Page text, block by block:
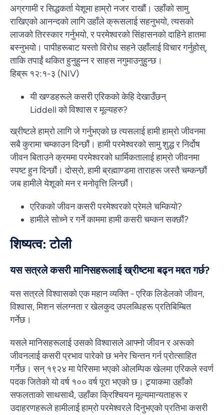
अग्रगामी र सिद्धकर्ता येशूमा हाम्रो नजर राखौं। उहाँको सामु
राखिएको आनन्दको लागि उहाँले क्रूसलाई सहनुभयो, त्यसको
लाजको तिरस्कार गर्नुभयो, र परमेश्वरको सिंहासनको दाहिने हातमा
बस्नुभयो। पापीहरूबाट यस्तो विरोध सहने उहाँलाई विचार गर्नुहोस्,
ताकि तपाईं थकित हुनुहुन्न र साहस नगुमाउनुहुन्छ।
हिब्रू १२:१-३ (NIV)
यी खण्डहरूले कसरी एरिकको केहि देखाउँछन्
Liddell को विश्वास र मूल्यहरु?
ख्रीष्टले हाम्रो लागि जे गर्नुभएको छ त्यसलाई हामी हाम्रो जीवनमा
सबै कुरामा चम्काउन दिन्छौं। हामी परमेश्वरको सामु शुद्ध र निर्दोष
जीवन बिताउने क्रममा परमेश्वरको धार्मिकतालाई हाम्रो जीवनमा
स्पष्ट हुन दिन्छौं। दोस्रो, हामी ब्रह्माण्डमा ताराहरू जस्तै चम्कन्छौं
जब हामीले येशूको मन र मनोवृत्ति लिन्छौं।
एरिकको जीवन कसरी परमेश्वरको प्रेमले चम्कियो?
हामीले सोच्ने र गर्ने काममा हामी कसरी चम्कन सक्छौं?
शिष्यत्व: टोली
यस सत्रले कसरी मानिसहरूलाई ख्रीष्टमा बढ्न मद्दत गर्छ?
यस सत्रले विश्वासको एक महान व्यक्ति - एरिक लिडेलको जीवन,
विश्वास, मिशन संलग्नता र खेलकुद उपलब्धिहरू प्रतिबिम्बित
गर्नेछ।
यसले मानिसहरूलाई उसको विश्वासले आफ्नो जीवन र अरूको
जीवनलाई कसरी प्रभाव पारेको छ भनेर चिन्तन गर्न प्रोत्साहित
गर्नेछ। सन् १९२४ मा पेरिसमा भएको ओलम्पिक खेलमा एरिकले स्वर्ण
पदक जितेको यो वर्ष १०० वर्ष पूरा भएको छ। ट्र्याकमा उहाँको
सफलताको साथसाथै, उहाँका क्रिश्चियन मूल्यमान्यताहरू र
उदाहरणहरूले हामीलाई हाम्रो परमेश्वरले दिनुभएको प्रतिभा कसरी